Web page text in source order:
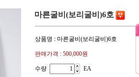
마른굴비(보리굴비)6호
상품명 : 마른굴비(보리굴비)6호
판매가격 : 500,000원
수량 EA